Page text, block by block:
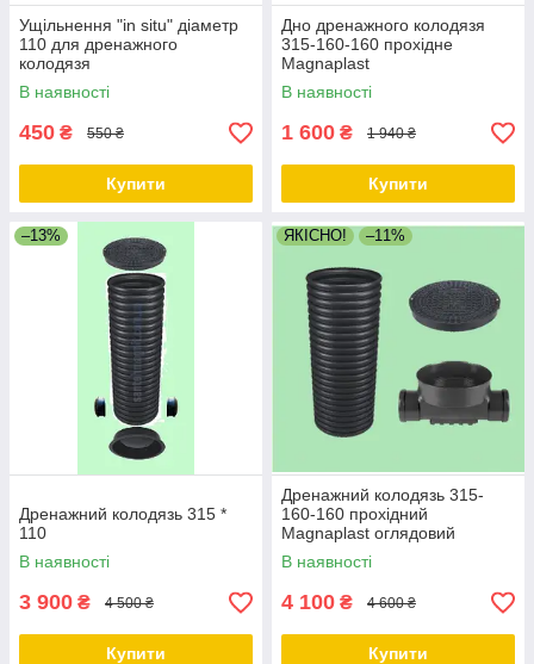
Ущільнення "in situ" діаметр
110 для дренажного
колодязя
В наявності
450 ₴ 550 ₴
Купити
Дно дренажного колодязя
315-160-160 прохідне
Magnaplast
В наявності
1 600 ₴ 1 940 ₴
Купити
–13%
Дренажний колодязь 315 *
110
В наявності
3 900 ₴ 4 500 ₴
Купити
ЯКІСНО! –11%
Дренажний колодязь 315-
160-160 прохідний
Magnaplast оглядовий
ревізійний
В наявності
4 100 ₴ 4 600 ₴
Купити